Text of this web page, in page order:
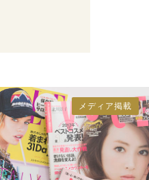
メディア掲載